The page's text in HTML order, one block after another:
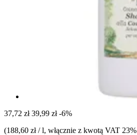
37,72 zł 39,99 zł -6%
(188,60 zł / l, włącznie z kwotą VAT 23%